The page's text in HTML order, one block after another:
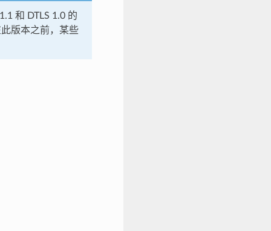
和 DTLS 1.0 的
版本之前，某些